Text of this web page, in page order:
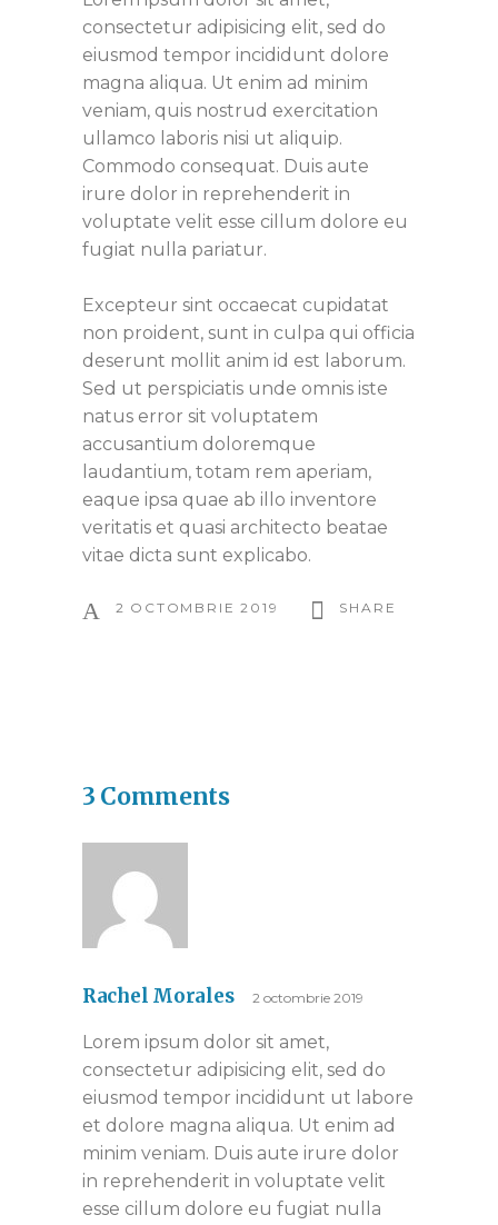
consectetur adipisicing elit, sed do
eiusmod tempor incididunt dolore
magna aliqua. Ut enim ad minim
veniam, quis nostrud exercitation
ullamco laboris nisi ut aliquip.
Commodo consequat. Duis aute
irure dolor in reprehenderit in
voluptate velit esse cillum dolore eu
fugiat nulla pariatur.
Excepteur sint occaecat cupidatat
non proident, sunt in culpa qui officia
deserunt mollit anim id est laborum.
Sed ut perspiciatis unde omnis iste
natus error sit voluptatem
accusantium doloremque
laudantium, totam rem aperiam,
eaque ipsa quae ab illo inventore
veritatis et quasi architecto beatae
vitae dicta sunt explicabo.
2 OCTOMBRIE 2019 SHARE
3 Comments
Rachel Morales 2 octombrie 2019
Lorem ipsum dolor sit amet,
consectetur adipisicing elit, sed do
eiusmod tempor incididunt ut labore
et dolore magna aliqua. Ut enim ad
minim veniam. Duis aute irure dolor
in reprehenderit in voluptate velit
esse cillum dolore eu fugiat nulla